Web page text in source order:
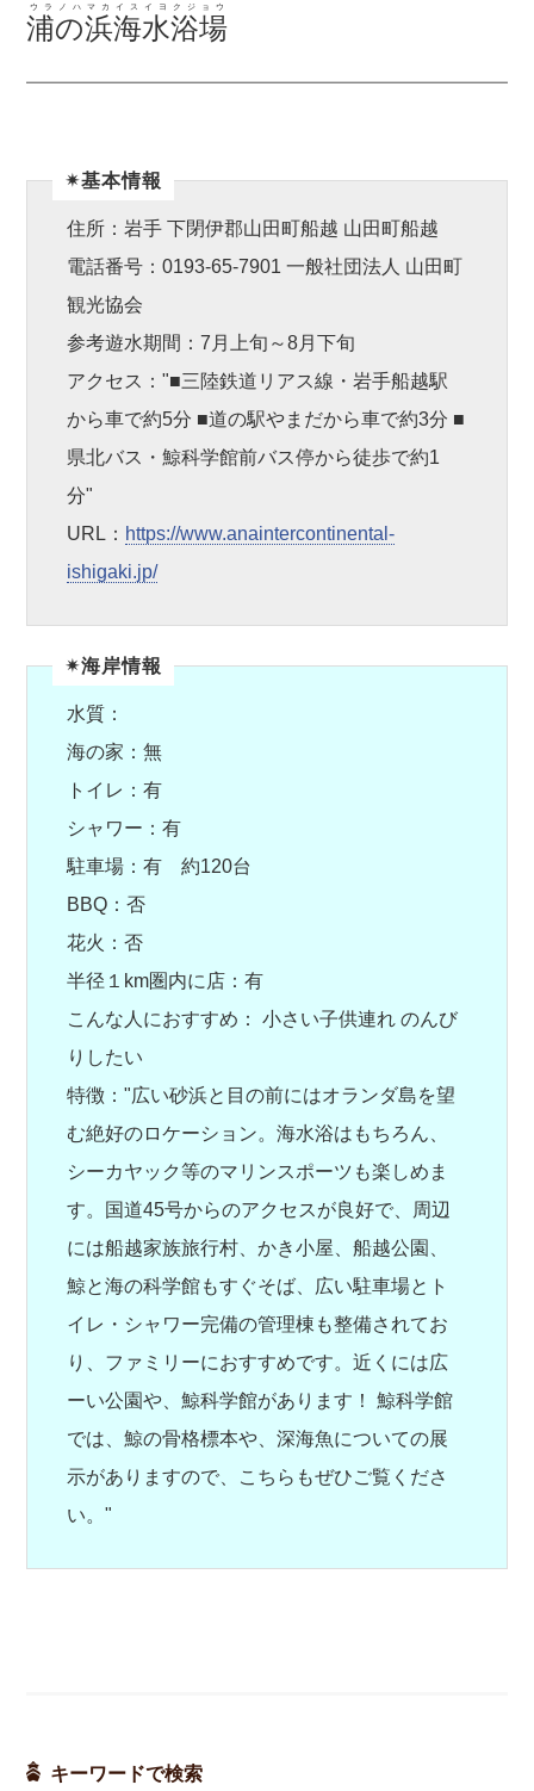
浦の浜海水浴場
ウラノハマカイスイヨクジョウ
✴︎基本情報
住所：岩手 下閉伊郡山田町船越 山田町船越
電話番号：0193-65-7901 一般社団法人 山田町
観光協会
参考遊水期間：7月上旬～8月下旬
アクセス："■三陸鉄道リアス線・岩手船越駅
から車で約5分 ■道の駅やまだから車で約3分 ■
県北バス・鯨科学館前バス停から徒歩で約1
分"
URL： https://www.anaintercontinental-
ishigaki.jp/
✴︎海岸情報
水質：
海の家：無
トイレ：有
シャワー：有
駐車場：有 約120台
BBQ：否
花火：否
半径１km圏内に店：有
こんな人におすすめ： 小さい子供連れ のんび
りしたい
特徴："広い砂浜と目の前にはオランダ島を望
む絶好のロケーション。海水浴はもちろん、
シーカヤック等のマリンスポーツも楽しめま
す。国道45号からのアクセスが良好で、周辺
には船越家族旅行村、かき小屋、船越公園、
鯨と海の科学館もすぐそば、広い駐車場とト
イレ・シャワー完備の管理棟も整備されてお
り、ファミリーにおすすめです。近くには広
ーい公園や、鯨科学館があります！ 鯨科学館
では、鯨の骨格標本や、深海魚についての展
示がありますので、こちらもぜひご覧くださ
い。"
キーワードで検索